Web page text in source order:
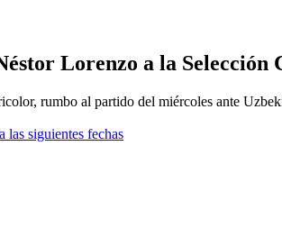
Lorenzo a la Selección
rumbo al partido del miércoles ante
las siguientes fechas